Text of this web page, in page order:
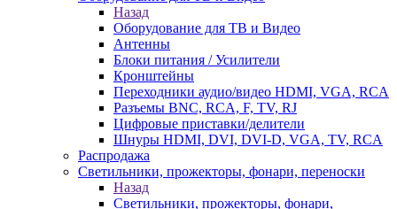
Назад
Оборудование для ТВ и Видео
Антенны
Блоки питания / Усилители
Кронштейны
Переходники аудио/видео HDMI, VGA, RCA
Разъемы BNС, RCA, F, TV, RJ
Цифровые приставки/делители
Шнуры HDMI, DVI, DVI-D, VGA, TV, RCA
Распродажа
Светильники, прожекторы, фонари, переноски
Назад
Светильники, прожекторы, фонари,